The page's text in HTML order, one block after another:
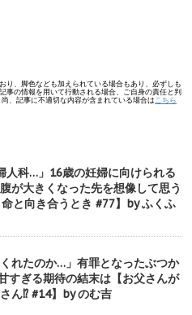
り、脚色なども加えられている場合もあり、必ずしも
事の情報を用いて行動される場合、ご自身の責任と判
、記事に不適切な内容が含まれている場合は こちら
人科…」16歳の妊婦に向けられる
が大きくなった先を想像して思う
と向き合うとき #77】by ふくふ
くれたのか…」有罪となったぶつか
すぎる期待の結末は【お父さんが
ん⁉︎ #14】by のむ吉